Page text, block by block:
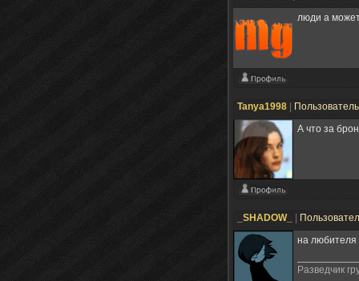
люди а может
Tanya1998
А что за
_SHADOW_
на любителя
Разведчик